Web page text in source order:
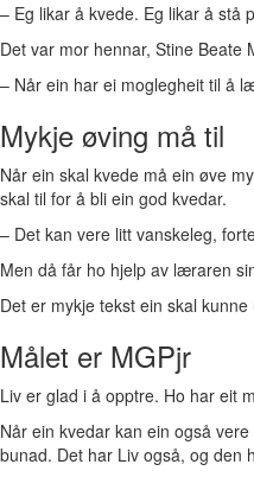
– Eg likar å kvede. Eg likar å stå
Det var mor hennar, Stine Beate
– Når ein har ei moglegheit til å
Mykje øving må til
Når ein skal kvede må ein øve
skal til for å bli ein god kvedar.
– Det kan vere litt vanskeleg,
Men då får ho hjelp av læraren
Det er mykje tekst ein skal
Målet er MGPjr
Liv er glad i å opptre. Ho har eit
Når ein kvedar kan ein også
bunad. Det har Liv også, og den